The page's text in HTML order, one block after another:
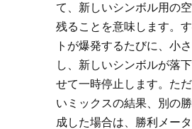
て、新しいシンボル用の
残ることを意味します。
トが爆発するたびに、小
し、新しいシンボルが落
せて一時停止します。た
いミックスの結果、別の
成した場合は、勝利メー